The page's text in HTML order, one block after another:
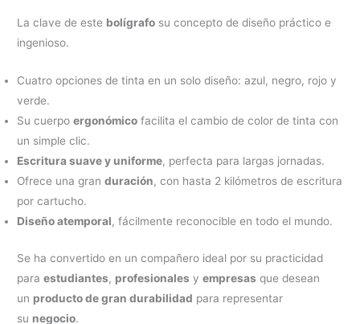
La clave de este bolígrafo su concepto de diseño práctico e
ingenioso.
Cuatro opciones de tinta en un solo diseño: azul, negro, rojo y
verde.
Su cuerpoergonómico facilita el cambio de color de tinta con
un simple clic.
Escritura suave y uniforme, perfecta para largas jornadas.
Ofrece una granduración, con hasta 2 kilómetros de escritura
por cartucho.
Diseño atemporal, fácilmente reconocible en todo el mundo.
Se ha convertido en un compañero ideal por su practicidad
paraestudiantes, profesionales yempresas que desean
un producto de gran durabilidad para representar
su negocio.